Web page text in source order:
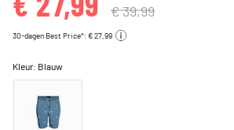
€ 39,99
30-dagen Best Price*: € 27,99
Kleur: Blauw